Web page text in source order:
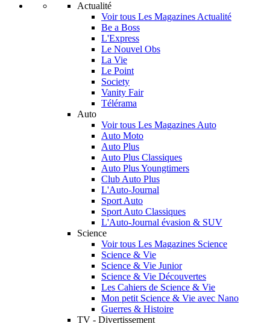
Actualité
Voir tous Les Magazines Actualité
Be a Boss
L'Express
Le Nouvel Obs
La Vie
Le Point
Society
Vanity Fair
Télérama
Auto
Voir tous Les Magazines Auto
Auto Moto
Auto Plus
Auto Plus Classiques
Auto Plus Youngtimers
Club Auto Plus
L'Auto-Journal
Sport Auto
Sport Auto Classiques
L'Auto-Journal évasion & SUV
Science
Voir tous Les Magazines Science
Science & Vie
Science & Vie Junior
Science & Vie Découvertes
Les Cahiers de Science & Vie
Mon petit Science & Vie avec Nano
Guerres & Histoire
TV - Divertissement